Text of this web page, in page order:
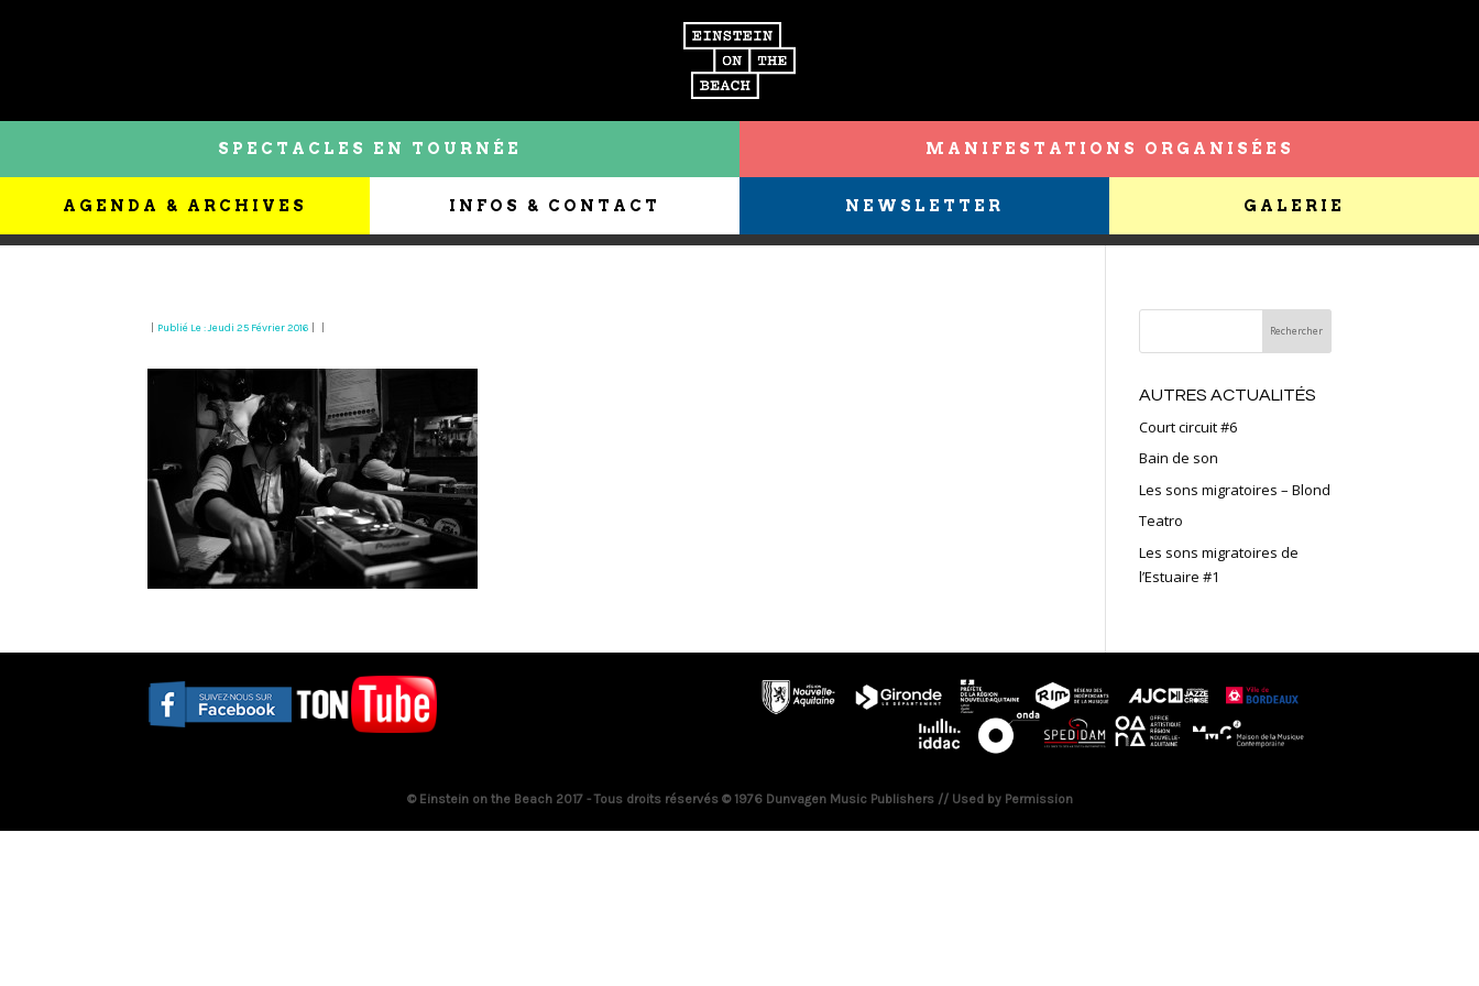
SPECTACLES EN TOURNÉE MANIFESTATIONS ORGANISÉES
AGENDA & ARCHIVES INFOS & CONTACT NEWSLETTER GALERIE
Publié Le : Jeudi 25 Février 2016
AUTRES ACTUALITÉS
Court circuit #6
Bain de son
Les sons migratoires – Blond
Teatro
Les sons migratoires de
l’Estuaire #1
© Einstein on the Beach 2017 - Tous droits réservés © 1976 Dunvagen Music Publishers // Used by Permission